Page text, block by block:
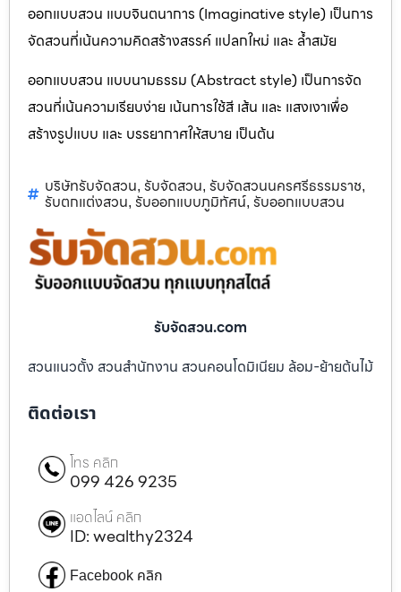
ออกแบบสวน แบบจินตนาการ (Imaginative style) เป็นการ
จัดสวนที่เน้นความคิดสร้างสรรค์ แปลกใหม่ และ ล้ำสมัย
ออกแบบสวน แบบนามธรรม (Abstract style) เป็นการจัด
สวนที่เน้นความเรียบง่าย เน้นการใช้สี เส้น และ แสงเงาเพื่อ
สร้างรูปแบบ และ บรรยากาศให้สบาย เป็นต้น
บริษัทรับจัดสวน, รับจัดสวน, รับจัดสวนนครศรีธรรมราช,
รับตกแต่งสวน, รับออกแบบภูมิทัศน์, รับออกแบบสวน
รับจัดสวน.com
สวนแนวตั้ง สวนสำนักงาน สวนคอนโดมิเนียม ล้อม-ย้ายต้นไม้
ติดต่อเรา
โทร คลิก
099 426 9235
แอดไลน์ คลิก
ID: wealthy2324
Facebook คลิก